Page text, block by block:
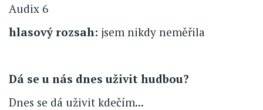
Audix 6
hlasový rozsah: jsem nikdy neměřila
Dá se u nás dnes uživit hudbou?
Dnes se dá uživit kdečím...